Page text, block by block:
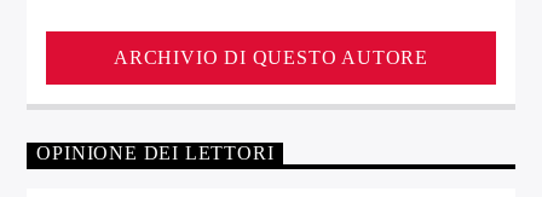
ARCHIVIO DI QUESTO AUTORE
OPINIONE DEI LETTORI